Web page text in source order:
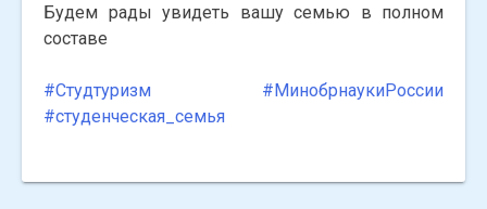
Будем рады увидеть вашу семью в полном
составе
#Студтуризм
#МинобрнаукиРоссии
#студенческая_семья